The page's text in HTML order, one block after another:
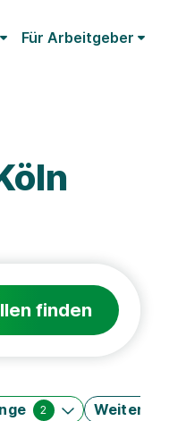
Für Arbeitgeber
finden
2 Weitere Filter